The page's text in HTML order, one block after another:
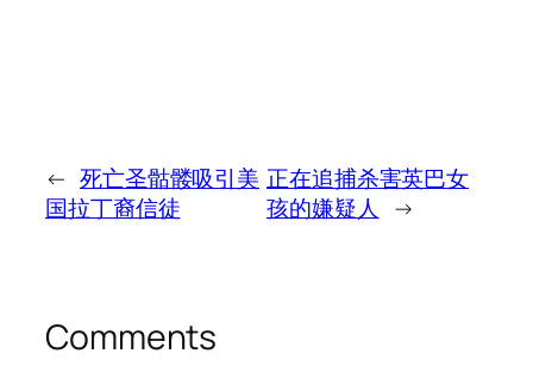
← 死亡圣骷髅吸引美
国拉丁裔信徒
正在追捕杀害英巴女
孩的嫌疑人
→
Comments